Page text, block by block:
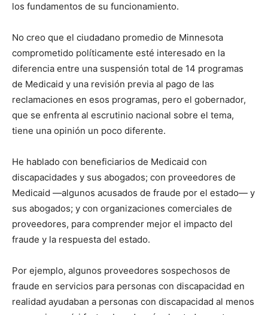
los fundamentos de su funcionamiento.
No creo que el ciudadano promedio de Minnesota
comprometido políticamente esté interesado en la
diferencia entre una suspensión total de 14 programas
de Medicaid y una revisión previa al pago de las
reclamaciones en esos programas, pero el gobernador,
que se enfrenta al escrutinio nacional sobre el tema,
tiene una opinión un poco diferente.
He hablado con beneficiarios de Medicaid con
discapacidades y sus abogados; con proveedores de
Medicaid —algunos acusados ​​de fraude por el estado— y
sus abogados; y con organizaciones comerciales de
proveedores, para comprender mejor el impacto del
fraude y la respuesta del estado.
Por ejemplo, algunos proveedores sospechosos de
fraude en servicios para personas con discapacidad en
realidad ayudaban a personas con discapacidad al menos